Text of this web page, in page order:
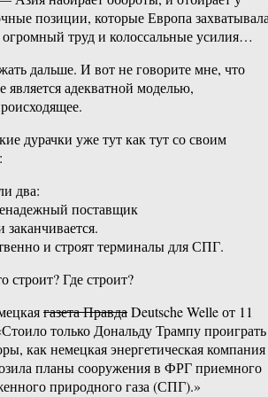
позиции, которые Европа
труд и колоссальные усилия…
дальше. И вот не говорите мне, что
является адекватной моделью,
дурачки уже тут как тут со своим
два:
поставщик
заканчивается.
и строят терминалы для СПГ.
строит? Где строит?
газета ПравдаDeutsche Welle от 11
только Дональду Трампу проиграть
как немецкая энергетическая компания
планы сооружения в ФРГ приемного
природного газа (СПГ).»